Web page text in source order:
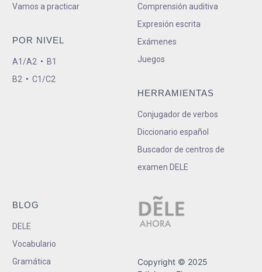
Vamos a practicar
POR NIVEL
A1/A2 • B1
B2 • C1/C2
Comprensión auditiva
Expresión escrita
Exámenes
Juegos
HERRAMIENTAS
Conjugador de verbos
Diccionario español
Buscador de centros de
examen DELE
BLOG
DELE
Vocabulario
Gramática
Copyright © 2025